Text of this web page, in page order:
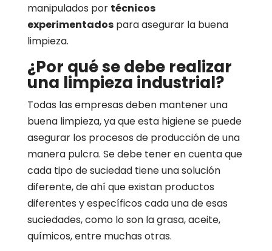
manipulados por técnicos
experimentadospara asegurar la buena
limpieza.
¿Por qué se debe realizar
una limpieza industrial?
Todas las empresas deben mantener una
buena limpieza, ya que esta higiene se puede
asegurar los procesos de producción de una
manera pulcra. Se debe tener en cuenta que
cada tipo de suciedad tiene una solución
diferente, de ahí que existan productos
diferentes y específicos cada una de esas
suciedades, como lo son la grasa, aceite,
químicos, entre muchas otras.